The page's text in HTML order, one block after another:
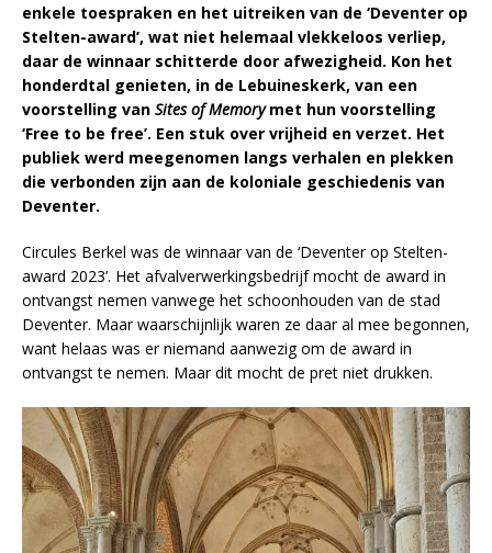
enkele toespraken en het uitreiken van de ‘Deventer op
Stelten-award’, wat niet helemaal vlekkeloos verliep,
daar de winnaar schitterde door afwezigheid. Kon het
honderdtal genieten, in de Lebuineskerk, van een
voorstelling van Sites of Memorymet hun voorstelling
‘Free to be free’. Een stuk over vrijheid en verzet. Het
publiek werd meegenomen langs verhalen en plekken
die verbonden zijn aan de koloniale geschiedenis van
Deventer.
Circules Berkel was de winnaar van de ‘Deventer op Stelten-
award 2023’. Het afvalverwerkingsbedrijf mocht de award in
ontvangst nemen vanwege het schoonhouden van de stad
Deventer. Maar waarschijnlijk waren ze daar al mee begonnen,
want helaas was er niemand aanwezig om de award in
ontvangst te nemen. Maar dit mocht de pret niet drukken.